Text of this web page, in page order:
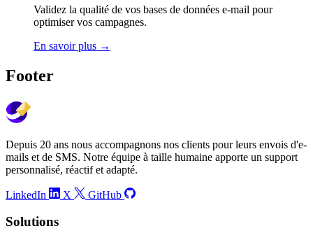
Validez la qualité de vos bases de données e-mail pour
optimiser vos campagnes.
En savoir plus →
Footer
Depuis 20 ans nous accompagnons nos clients pour leurs envois d'e-
mails et de SMS. Notre équipe à taille humaine apporte un support
personnalisé, réactif et adapté.
LinkedIn X GitHub
Solutions